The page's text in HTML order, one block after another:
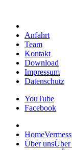
Anfahrt
Team
Kontakt
Download
Impressum
Datenschutz
YouTube
Facebook
Home
Über unsÜber